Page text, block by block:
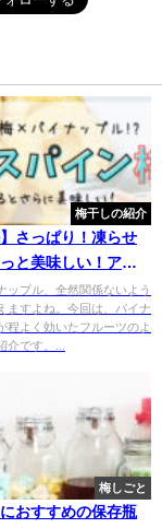
梅干しの紹介
】さっぱり！凍らせ
と美味しい！アイ
ップル、全然関係ないよう
ますよね。今回は、パイナ
程よく効いたフルーツのよ
介です。...
梅しごと
におすすめの保存瓶